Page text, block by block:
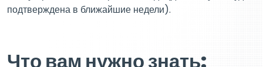
подтверждена в ближайшие недели).
Что вам нужно знать: